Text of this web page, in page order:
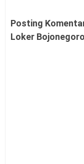
Posting
Loker